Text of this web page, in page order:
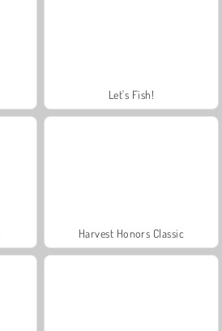
Let's Fish!
Harvest Honors Classic